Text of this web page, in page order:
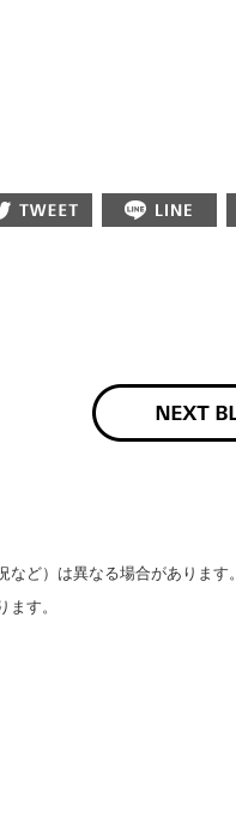
ど）は異なる場合があります。
す。